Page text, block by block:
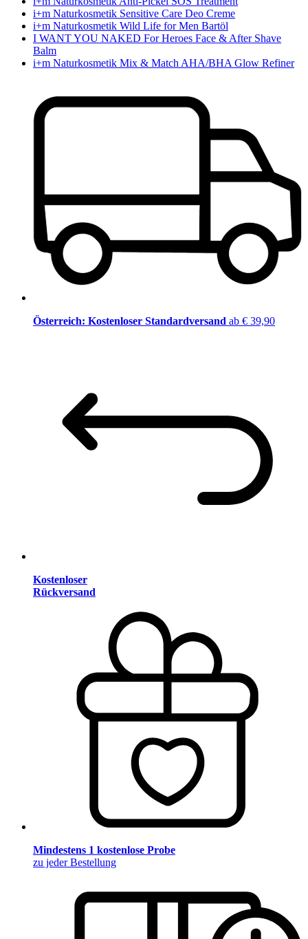
i+m Naturkosmetik Sensitive Care Deo Creme
i+m Naturkosmetik Wild Life for Men Bartöl
I WANT YOU NAKED For Heroes Face & After Shave
Balm
i+m Naturkosmetik Mix & Match AHA/BHA Glow Refiner
Österreich: Kostenloser Standardversand ab € 39,90
Kostenloser
Rückversand
Mindestens 1 kostenlose Probe
zu jeder Bestellung